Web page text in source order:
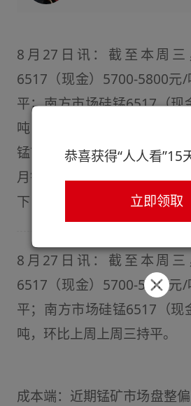
8月27日讯：截至本周
6517（现金）5700-5800元
平；南方市场硅锰6517（
吨，环比上周上周三持平。
锰市场成本端支撑力度仍存
月钢厂对硅锰的需求有待验
下，近期硅锰市场或继续偏弱
8月27日讯：截至本周
6517（现金）5700-5800元
平；南方市场硅锰6517（
吨，环比上周上周三持平。
成本端：近期锰矿市场盘整
恭喜获得“人人看”15
立即领取